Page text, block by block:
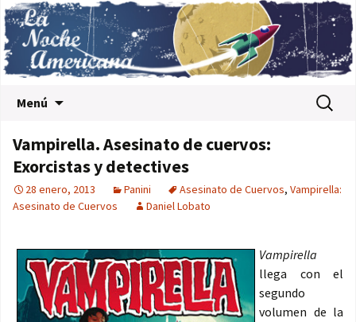
Menú Buscar:
Vampirella. Asesinato de cuervos:
Exorcistas y detectives
28 enero, 2013 Panini Asesinato de Cuervos, Vampirella:
Asesinato de Cuervos
Daniel Lobato
Vampirella
llega con el
segundo
volumen de la